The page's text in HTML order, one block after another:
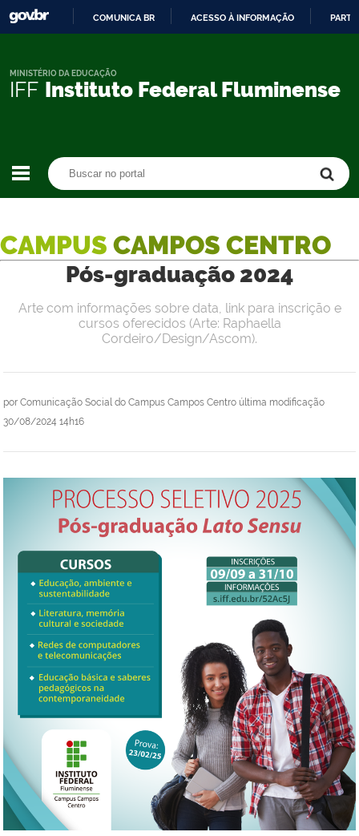
CONTEÚDO
COMUNICA BR ACESSO À INFORMAÇÃO
IFF Instituto Federal Fluminense
MINISTÉRIO DA EDUCAÇÃO
CAMPUS CAMPOS CENTRO
Pós-graduação 2024
por Comunicação Social do Campus Campos Centro última modificação
30/08/2024 14h16
Arte com informações sobre data, link para inscrição e
cursos oferecidos (Arte: Raphaella
Cordeiro/Design/Ascom).